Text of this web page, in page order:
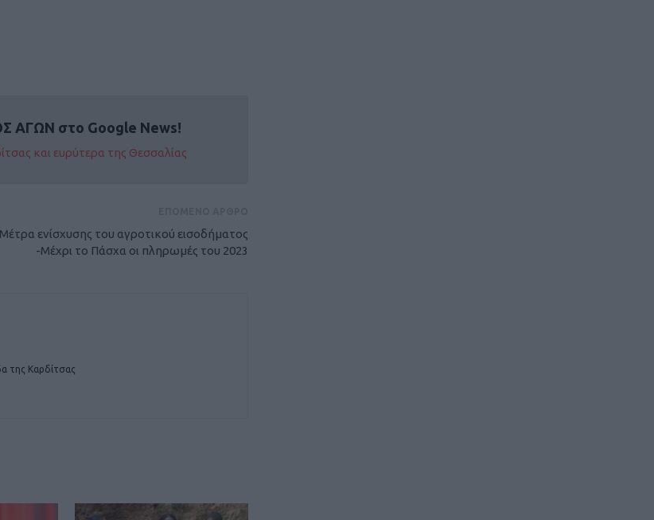
ΑΓΩΝ στο Google News!
και ευρύτερα της Θεσσαλίας
Μέτρα ενίσχυσης του αγροτικού εισοδήματος
-Μέχρι το Πάσχα οι πληρωμές του 2023
της Καρδίτσας